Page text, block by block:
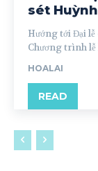
sét
Hướng tới Đại
Chương trình lễ
HOALAI
READ